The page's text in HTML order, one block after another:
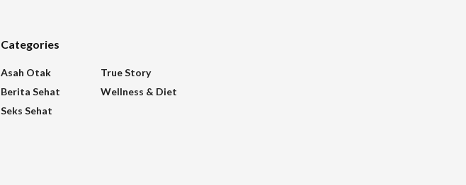
Categories
Asah Otak
Berita Sehat
Seks Sehat
True Story
Wellness & Diet